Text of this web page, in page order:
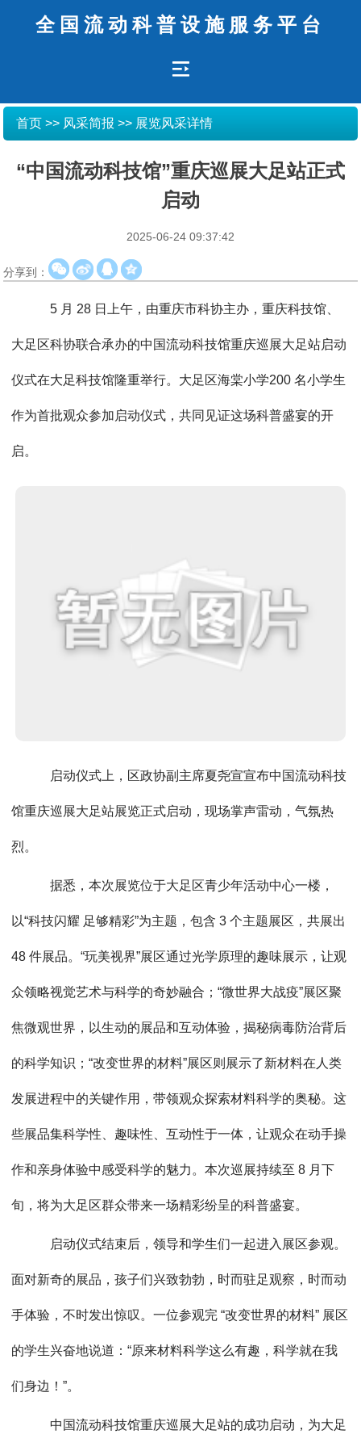
全国流动科普设施服务平台
首页 >> 风采简报 >> 展览风采详情
“中国流动科技馆”重庆巡展大足站正式
启动
2025-06-24 09:37:42
分享到：
5 月 28 日上午，由重庆市科协主办，重庆科技馆、
大足区科协联合承办的中国流动科技馆重庆巡展大足站启动
仪式在大足科技馆隆重举行。大足区海棠小学200 名小学生
作为首批观众参加启动仪式，共同见证这场科普盛宴的开
启。
启动仪式上，区政协副主席夏尧宣宣布中国流动科技
馆重庆巡展大足站展览正式启动，现场掌声雷动，气氛热
烈。
据悉，本次展览位于大足区青少年活动中心一楼，
以“科技闪耀 足够精彩”为主题，包含 3 个主题展区，共展出
48 件展品。“玩美视界”展区通过光学原理的趣味展示，让观
众领略视觉艺术与科学的奇妙融合；“微世界大战疫”展区聚
焦微观世界，以生动的展品和互动体验，揭秘病毒防治背后
的科学知识；“改变世界的材料”展区则展示了新材料在人类
发展进程中的关键作用，带领观众探索材料科学的奥秘。这
些展品集科学性、趣味性、互动性于一体，让观众在动手操
作和亲身体验中感受科学的魅力。本次巡展持续至 8 月下
旬，将为大足区群众带来一场精彩纷呈的科普盛宴。
启动仪式结束后，领导和学生们一起进入展区参观。
面对新奇的展品，孩子们兴致勃勃，时而驻足观察，时而动
手体验，不时发出惊叹。一位参观完 “改变世界的材料” 展区
的学生兴奋地说道：“原来材料科学这么有趣，科学就在我
们身边！”。
中国流动科技馆重庆巡展大足站的成功启动，为大足